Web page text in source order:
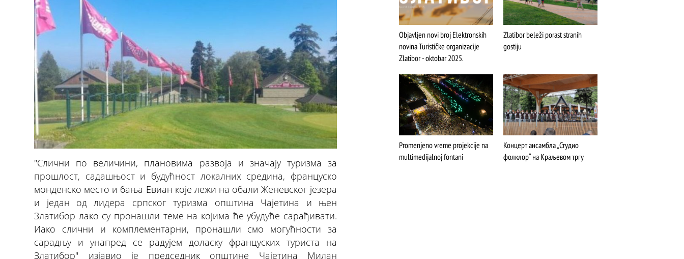
"Слични по величини, плановима развоја и значају туризма за
прошлост, садашњост и будућност локалних средина, француско
монденско место и бања Евиан које лежи на обали Женевског језера
и један од лидера српског туризма општина Чајетина и њен
Златибор лако су пронашли теме на којима ће убудуће сарађивати.
Иако слични и комплементарни, пронашли смо могућности за
сарадњу и унапред се радујем доласку француских туриста на
Златибор" изјавио је председник општине Чајетина Милан
Objavljen novi broj Elektronskih
novina Turističke organizacije
Zlatibor - oktobar 2025.
Zlatibor beleži porast stranih
gostiju
Promenjeno vreme projekcije na
multimedijalnoj fontani
Концерт ансамбла „Студио
фолклор“ на Краљевом тргу